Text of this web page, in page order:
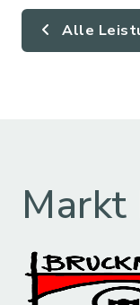
Alle